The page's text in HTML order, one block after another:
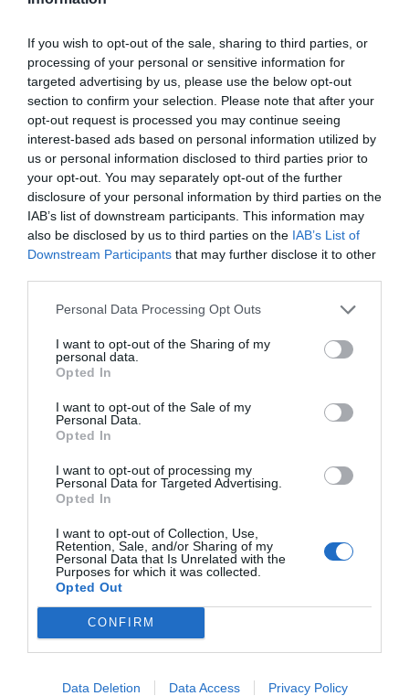
If you wish to opt-out of the sale, sharing to third parties, or
processing of your personal or sensitive information for
targeted advertising by us, please use the below opt-out
section to confirm your selection. Please note that after your
opt-out request is processed you may continue seeing
interest-based ads based on personal information utilized by
us or personal information disclosed to third parties prior to
your opt-out. You may separately opt-out of the further
disclosure of your personal information by third parties on the
IAB’s list of downstream participants. This information may
also be disclosed by us to third parties on the IAB’s List of
Downstream Participants that may further disclose it to other
Personal Data Processing Opt Outs
I want to opt-out of the Sharing of my
personal data.
Opted In
I want to opt-out of the Sale of my
Personal Data.
Opted In
I want to opt-out of processing my
Personal Data for Targeted Advertising.
Opted In
I want to opt-out of Collection, Use,
Retention, Sale, and/or Sharing of my
Personal Data that Is Unrelated with the
Purposes for which it was collected.
Opted Out
CONFIRM
Data Deletion Data Access Privacy Policy